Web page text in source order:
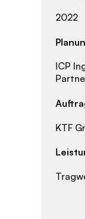
2022
ICP
KTF